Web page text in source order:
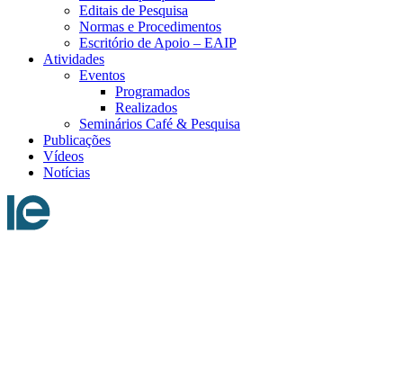
Editais de Pesquisa
Normas e Procedimentos
Escritório de Apoio – EAIP
Atividades
Eventos
Programados
Realizados
Seminários Café & Pesquisa
Publicações
Vídeos
Notícias